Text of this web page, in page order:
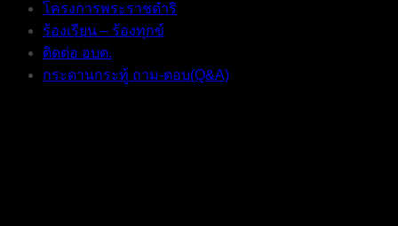
โครงการพระราชดำริ
ร้องเรียน – ร้องทุกข์
ติดต่อ อบต.
กระดานกระทู้ ถาม-ตอบ(Q&A)